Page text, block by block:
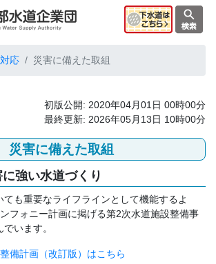
応 災害に備えた取組
初版公開: 2020年04月01日 00時00分
最終更新: 2026年05月13日 10時00分
災害に備えた取組
に強い水道づくり
も重要なライフラインとして機能するよ
フォニー計画に掲げる第2次水道施設整備事
います。
備計画（改訂版）はこちら